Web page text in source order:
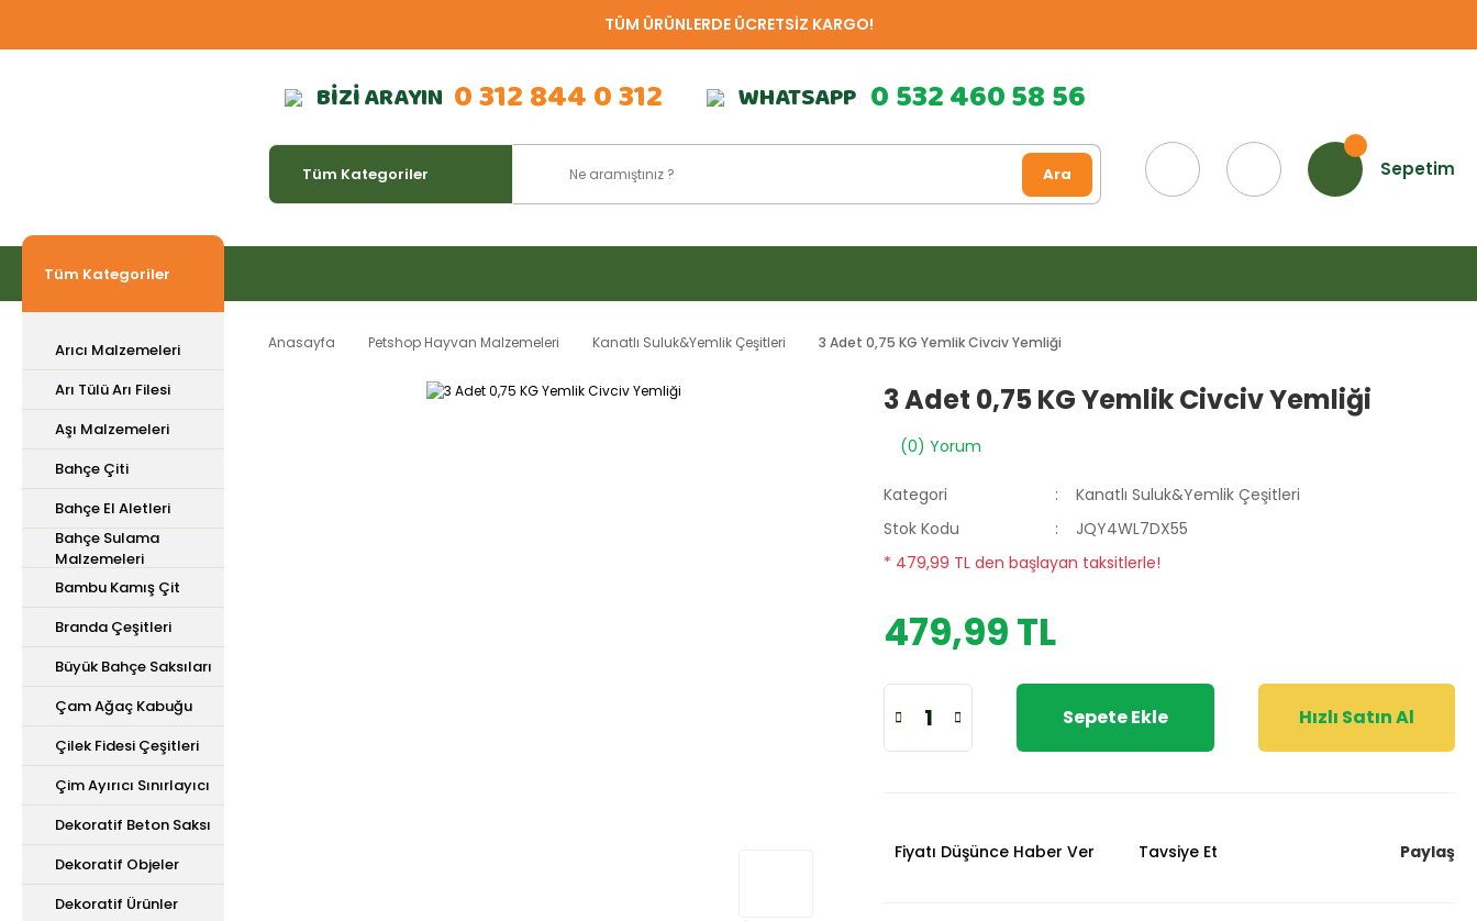
TÜM ÜRÜNLERDE ÜCRETSİZ KARGO!
BİZİ ARAYIN 0 312 844 0 312 WHATSAPP 0 532 460 58 56
Ara Sepetim
Tüm Kategoriler
Arıcı Malzemeleri
Arı Tülü Arı Filesi
Aşı Malzemeleri
Bahçe Çiti
Bahçe El Aletleri
Bahçe Sulama
Malzemeleri
Bambu Kamış Çit
Branda Çeşitleri
Büyük Bahçe Saksıları
Çam Ağaç Kabuğu
Çilek Fidesi Çeşitleri
Çim Ayırıcı Sınırlayıcı
Dekoratif Beton Saksı
Dekoratif Objeler
Dekoratif Ürünler
Anasayfa Petshop Hayvan Malzemeleri Kanatlı Suluk&Yemlik Çeşitleri 3 Adet 0,75 KG Yemlik Civciv Yemliği
3 Adet 0,75 KG Yemlik Civciv Yemliği
(0) Yorum
Kategori
Kanatlı Suluk&Yemlik Çeşitleri
Stok Kodu
JQY4WL7DX55
* 479,99 TL den başlayan taksitlerle!
479,99 TL
Sepete Ekle Hızlı Satın Al
Fiyatı Düşünce Haber Ver Tavsiye Et Paylaş